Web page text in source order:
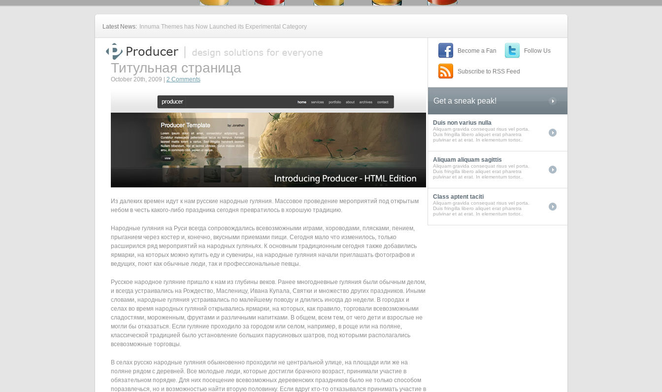
Latest News: Innuma Themes has Now Launched its Experimental Category
Титульная страница
October 20th, 2009 | 2 Comments
Из далеких времен идут к нам русские народные гуляния. Массовое проведение мероприятий под открытым
небом в честь какого-либо праздника сегодня превратилось в хорошую традицию.
Народные гуляния на Руси всегда сопровождались всевозможными играми, хороводами, плясками, пением,
прыганием через костер и, конечно, вкусными приемами пищи. Сегодня мало что изменилось, только
расширился ряд мероприятий на народных гуляньях. К основным традиционным сегодня также добавились
ярмарки, на которых можно купить еду и сувениры, на народные гуляния начали приглашать фотографов и
ведущих, поют как обычные люди, так и профессиональные певцы.
Русское народное гуляние пришло к нам из глубины веков. Ранее многодневные гуляния были обычным делом,
и всегда устраивались на Рождество, Масленицу, Ивана Купала, Святки и множество других праздников. Иными
словами, народные гуляния устраивались по малейшему поводу и длились иногда до недели. В городах и
селах во время народных гуляний открывались ярмарки, на которых, как правило, торговали всевозможными
сладостями, мороженным, фруктами и различными напитками. В общем, всем тем, от чего дети и взрослые не
могли бы отказаться. Если гуляние проходило за городом или селом, например, в роще или на поляне,
классической традицией было установление больших парусиновых шатров, под которыми располагались
всевозможные торговцы.
В селах русско народные гуляния обыкновенно проходили не центральной улице, на площади или же на
поляне рядом с деревней. Все молодые люди, которые достигли брачного возраст, принимали участие в
обязательном порядке. Для них посещение всевозможных деревенских праздников было не только способом
поразвлечься, но и возможностью найти вторую половинку. Если вдруг кто-то отказывался принимать участие в
Become a Fan Follow Us
Subscribe to RSS Feed
Get a sneak peak!
Duis non varius nulla
Aliquam gravida consequat risus vel porta.
Duis fringilla libero aliquet erat pharetra
pulvinar et at erat. In elementum tortor..
Aliquam aliquam sagittis
Aliquam gravida consequat risus vel porta.
Duis fringilla libero aliquet erat pharetra
pulvinar et at erat. In elementum tortor..
Class aptent taciti
Aliquam gravida consequat risus vel porta.
Duis fringilla libero aliquet erat pharetra
pulvinar et at erat. In elementum tortor..